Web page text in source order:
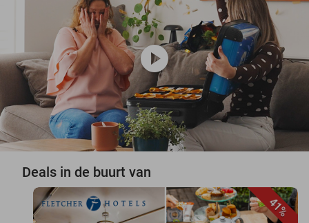
play_circle
Deals in de buurt van
41%